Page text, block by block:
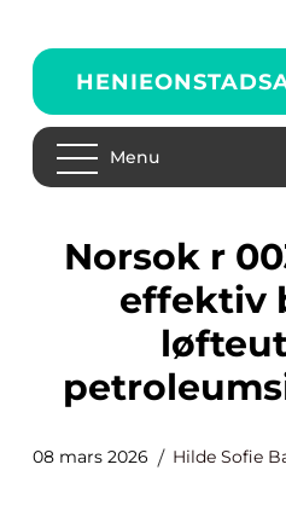
Menu
Norsok r 003 trygg og
effektiv
08 mars 2026 Hilde Sofie